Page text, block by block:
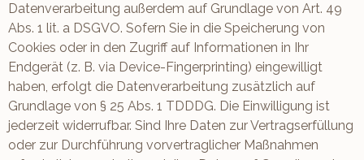
Datenverarbeitung außerdem auf Grundlage von Art. 49
Abs. 1 lit. a DSGVO. Sofern Sie in die Speicherung von
Cookies oder in den Zugriff auf Informationen in Ihr
Endgerät (z. B. via Device-Fingerprinting) eingewilligt
haben, erfolgt die Datenverarbeitung zusätzlich auf
Grundlage von § 25 Abs. 1 TDDDG. Die Einwilligung ist
jederzeit widerrufbar. Sind Ihre Daten zur Vertragserfüllung
oder zur Durchführung vorvertraglicher Maßnahmen